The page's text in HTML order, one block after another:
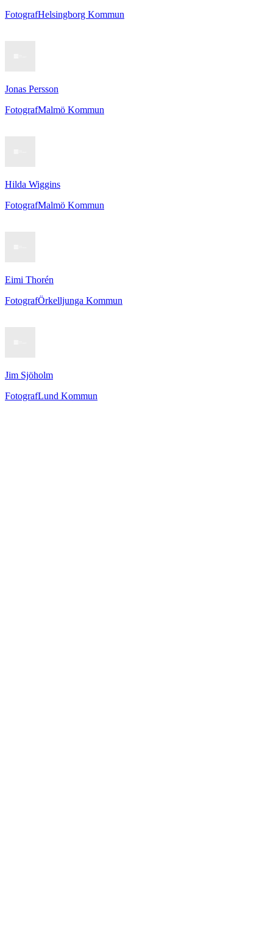
FotografHelsingborg Kommun
Jonas Persson
FotografMalmö Kommun
Hilda Wiggins
FotografMalmö Kommun
Eimi Thorén
FotografÖrkelljunga Kommun
Jim Sjöholm
FotografLund Kommun